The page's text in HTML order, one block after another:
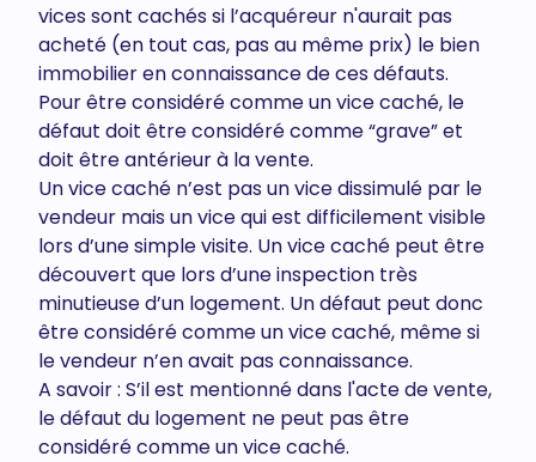
vices sont cachés si l’acquéreur n'aurait pas
acheté (en tout cas, pas au même prix) le bien
immobilier en connaissance de ces défauts.
Pour être considéré comme un vice caché, le
défaut doit être considéré comme “grave” et
doit être antérieur à la vente.
Un vice caché n’est pas un vice dissimulé par le
vendeur mais un vice qui est difficilement visible
lors d’une simple visite. Un vice caché peut être
découvert que lors d’une inspection très
minutieuse d’un logement. Un défaut peut donc
être considéré comme un vice caché, même si
le vendeur n’en avait pas connaissance.
A savoir : S’il est mentionné dans l'acte de vente,
le défaut du logement ne peut pas être
considéré comme un vice caché.